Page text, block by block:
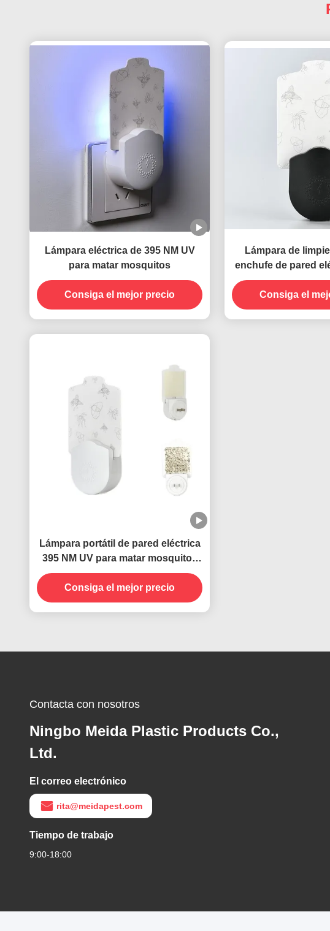
Lámpara eléctrica de 395 NM UV
para matar mosquitos
Consiga el mejor precio
Lámpara de
enchufe de pared
UV que mata
para insectos
Consiga el
Lámpara portátil de pared eléctrica
395 NM UV para matar mosquitos
Insectos voladores
Consiga el mejor precio
Contacta con nosotros
Ningbo Meida Plastic Products Co.,
Ltd.
El correo electrónico
rita@meidapest.com
Tiempo de trabajo
9:00-18:00